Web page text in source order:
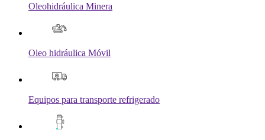
Oleohidráulica Minera
Oleo hidráulica Móvil
Equipos para transporte refrigerado